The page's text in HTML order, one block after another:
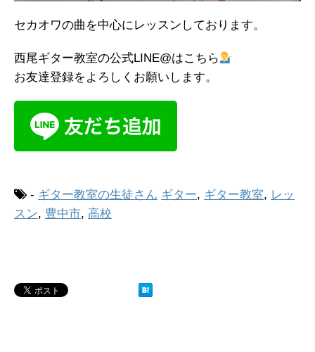
セカオワの曲を中心にレッスンしております。
西尾ギター教室の公式LINE@はこちら
お友達登録をよろしくお願いします。
- ギター教室の生徒さん ギター, ギター教室, レッ
スン, 豊中市, 高校